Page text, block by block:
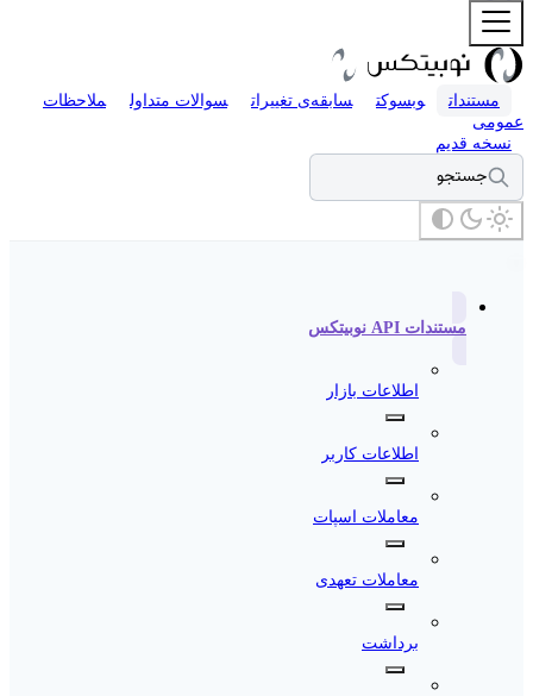
مستندات وبسوکت سابقه‌ی تغییرات سوالات متداول
ملاحظات
عمومی
نسخه قدیم
جستجو
مستندات API نوبیتکس
اطلاعات بازار
اطلاعات کاربر
معاملات اسپات
معاملات تعهدی
برداشت